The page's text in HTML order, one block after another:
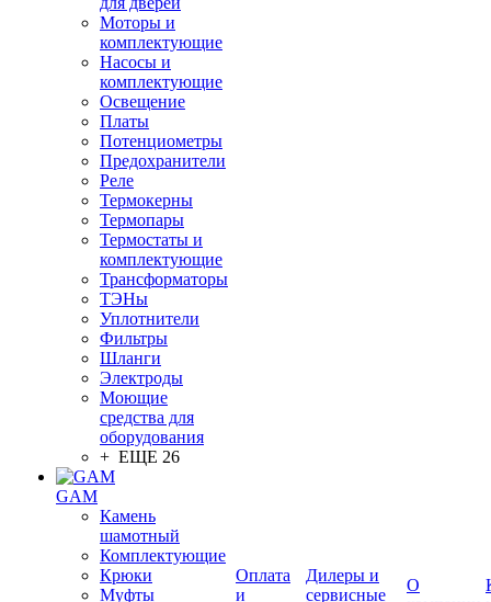
Моторы и
комплектующие
Насосы и
комплектующие
Освещение
Платы
Потенциометры
Предохранители
Реле
Термокерны
Термопары
Термостаты и
комплектующие
Трансформаторы
ТЭНы
Уплотнители
Фильтры
Шланги
Электроды
Моющие
средства для
оборудования
+ ЕЩЕ 26
GAM
Камень
шамотный
Комплектующие
Крюки
Муфты
Оплата
и
Дилеры и
сервисные
О